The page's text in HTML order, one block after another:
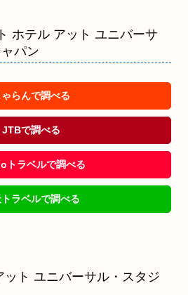
ホテル アット ユニバーサ
パン
ゃらんで調べる
JTBで調べる
トラベルで調べる
ラベルで調べる
ット ユニバーサル・スタジ